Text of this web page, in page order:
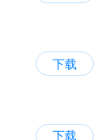
下载
下载